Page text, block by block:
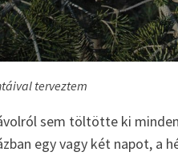
terveztem
sem töltötte ki
egy vagy két napot, a